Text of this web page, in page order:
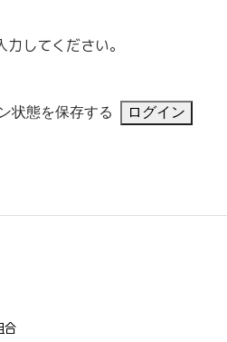
してください。
状態を保存する
合